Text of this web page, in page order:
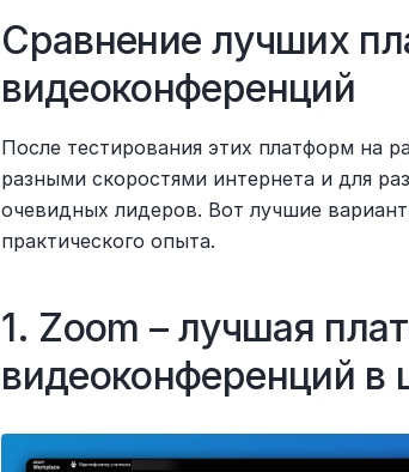
Сравнение лучших
видеоконференций
После тестирования этих платформ на
разными скоростями интернета и для
очевидных лидеров. Вот лучшие
практического опыта.
1. Zoom – лучшая
видеоконференций в